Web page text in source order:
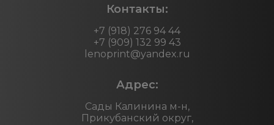
Контакты:
+7 (918) 276 94 44
+7 (909) 132 99 43
lenoprint@yandex.ru
Адрес:
Сады Калинина м-н,
Прикубанский округ,